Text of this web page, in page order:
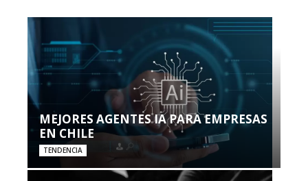
MEJORES AGENTES IA PARA EMPRESAS
EN CHILE
TENDENCIA